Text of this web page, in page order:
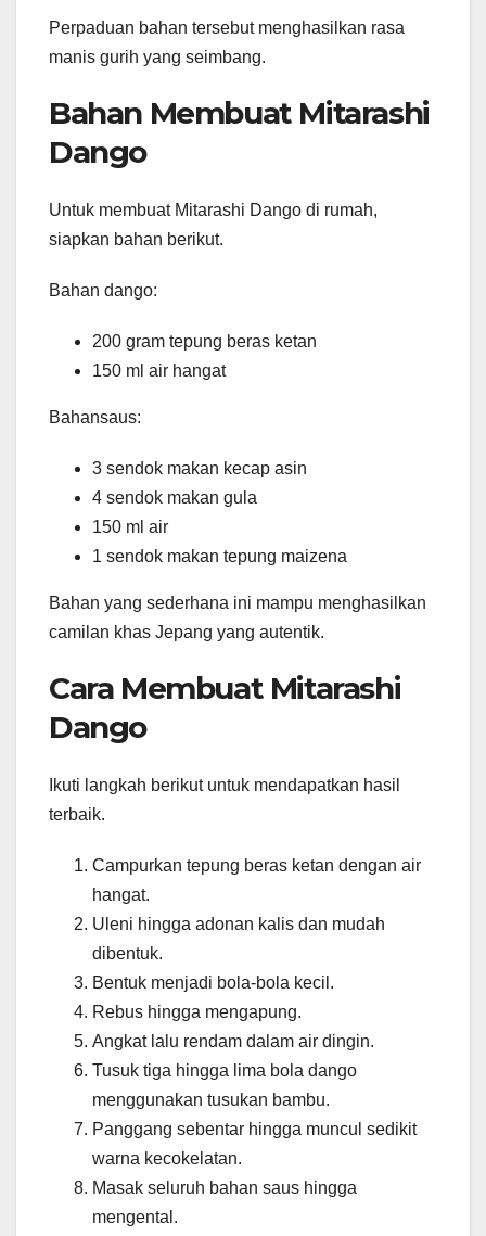
Perpaduan bahan tersebut menghasilkan rasa
manis gurih yang seimbang.
Bahan Membuat Mitarashi
Dango
Untuk membuat Mitarashi Dango di rumah,
siapkan bahan berikut.
Bahan dango:
200 gram tepung beras ketan
150 ml air hangat
Bahansaus:
3 sendok makan kecap asin
4 sendok makan gula
150 ml air
1 sendok makan tepung maizena
Bahan yang sederhana ini mampu menghasilkan
camilan khas Jepang yang autentik.
Cara Membuat Mitarashi
Dango
Ikuti langkah berikut untuk mendapatkan hasil
terbaik.
Campurkan tepung beras ketan dengan air
hangat.
Uleni hingga adonan kalis dan mudah
dibentuk.
Bentuk menjadi bola-bola kecil.
Rebus hingga mengapung.
Angkat lalu rendam dalam air dingin.
Tusuk tiga hingga lima bola dango
menggunakan tusukan bambu.
Panggang sebentar hingga muncul sedikit
warna kecokelatan.
Masak seluruh bahan saus hingga
mengental.